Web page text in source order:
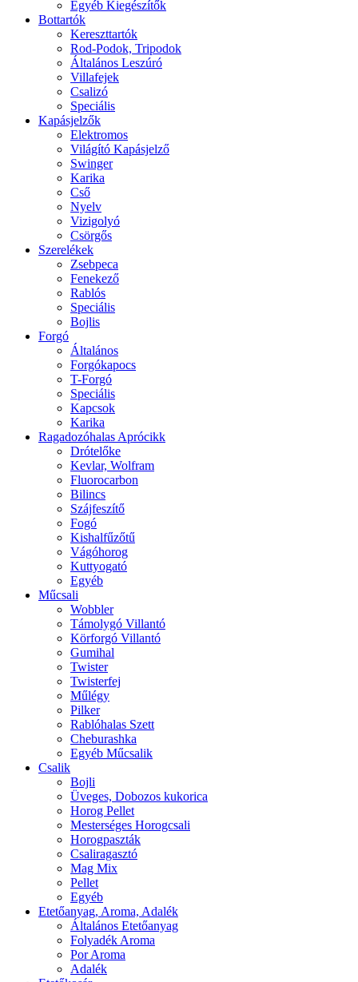
Egyéb Kiegészítők
Bottartók
Kereszttartók
Rod-Podok, Tripodok
Általános Leszúró
Villafejek
Csalizó
Speciális
Kapásjelzők
Elektromos
Világító Kapásjelző
Swinger
Karika
Cső
Nyelv
Vizigolyó
Csörgős
Szerelékek
Zsebpeca
Fenekező
Rablós
Speciális
Bojlis
Forgó
Általános
Forgókapocs
T-Forgó
Speciális
Kapcsok
Karika
Ragadozóhalas Aprócikk
Drótelőke
Kevlar, Wolfram
Fluorocarbon
Bilincs
Szájfeszítő
Fogó
Kishalfűzőtű
Vágóhorog
Kuttyogató
Egyéb
Műcsali
Wobbler
Támolygó Villantó
Körforgó Villantó
Gumihal
Twister
Twisterfej
Műlégy
Pilker
Rablóhalas Szett
Cheburashka
Egyéb Műcsalik
Csalik
Bojli
Üveges, Dobozos kukorica
Horog Pellet
Mesterséges Horogcsali
Horogpaszták
Csaliragasztó
Mag Mix
Pellet
Egyéb
Etetőanyag, Aroma, Adalék
Általános Etetőanyag
Folyadék Aroma
Por Aroma
Adalék